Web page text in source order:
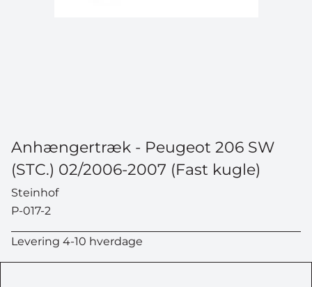
Anhængertræk - Peugeot 206 SW
(STC.) 02/2006-2007 (Fast kugle)
Steinhof
P-017-2
Levering 4-10 hverdage
VIND EN ATERA